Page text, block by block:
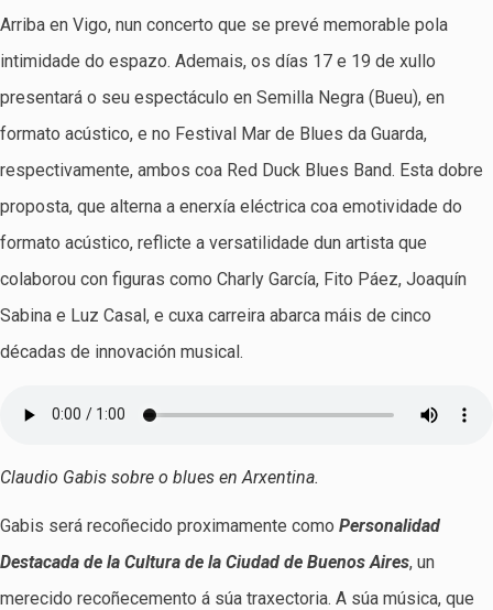
Arriba en Vigo, nun concerto que se prevé memorable pola
intimidade do espazo. Ademais, os días 17 e 19 de xullo
presentará o seu espectáculo en Semilla Negra (Bueu), en
formato acústico, e no Festival Mar de Blues da Guarda,
respectivamente, ambos coa Red Duck Blues Band. Esta dobre
proposta, que alterna a enerxía eléctrica coa emotividade do
formato acústico, reflicte a versatilidade dun artista que
colaborou con figuras como Charly García, Fito Páez, Joaquín
Sabina e Luz Casal, e cuxa carreira abarca máis de cinco
décadas de innovación musical.
Claudio Gabis sobre o blues en Arxentina.
Gabis será recoñecido proximamente como Personalidad
Destacada de la Cultura de la Ciudad de Buenos Aires, un
merecido recoñecemento á súa traxectoria. A súa música, que